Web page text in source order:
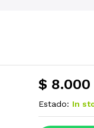
$ 8.000
Estado: In